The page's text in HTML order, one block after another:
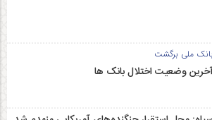
بانک ملی برگشت
وضعیت اختلال بانک ها